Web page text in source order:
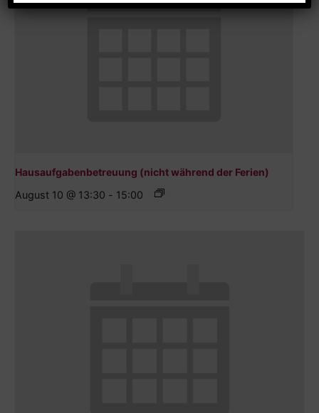
Hausaufgabenbetreuung (nicht während der Ferien)
August 10 @ 13:30 - 15:00